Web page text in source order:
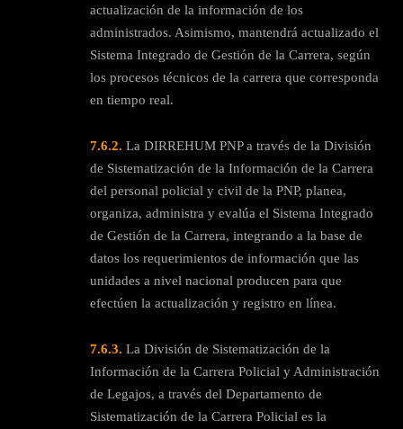
actualización de la información de los
administrados. Asimismо, mantendrá actualizado el
Sistema Integrado de Gestión de la Carrera, según
los procesos técnicos de la carrera que corresponda
en tiempo real.
7.6.2. La DIRREHUM PNP a través de la División
de Sistematización de la Información de la Carrera
del personal policial y civil de la PNP, planea,
organiza, administra y evalúa el Sistema Integrado
de Gestión de la Carrera, integrando a la base de
datos los requerimientos de información que las
unidades a nivel nacional producen para que
efectúen la actualización y registro en línea.
7.6.3. La División de Sistematización de la
Información de la Carrera Policial y Administración
de Legajos, a través del Departamento de
Sistematización de la Carrera Policial es la